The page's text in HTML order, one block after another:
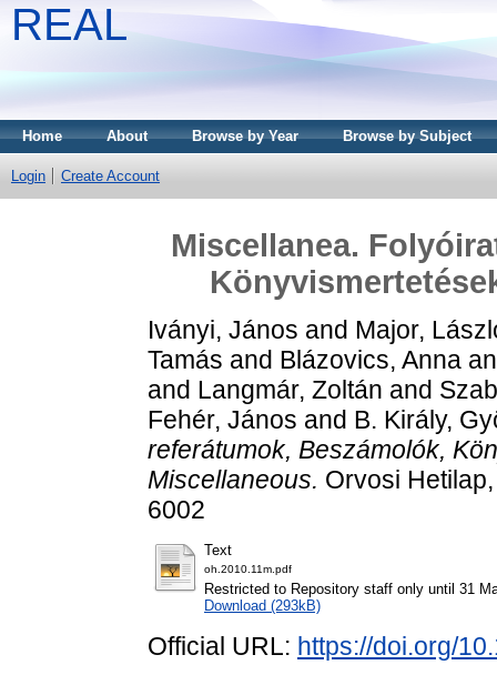
REAL
Home About Browse by Year Browse by Subject
Login Create Account
Miscellanea.
Iványi, János and Major,
Tamás and Blázovics, Anna
and Langmár, Zoltán and
Fehér, János and B. Király,
referátumok, Beszámolók,
Miscellaneous. Orvosi
6002
Text
oh.2010.11m.pdf
Restricted to Repository staff only until 31
Download (293kB)
Official URL: https://doi.org/